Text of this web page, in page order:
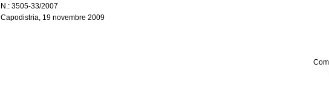
N.: 3505-33/2007
Capodistria, 19 novembre 2009